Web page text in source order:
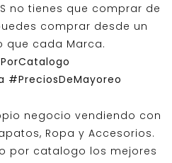
no tienes que comprar de
comprar desde un
que cada Marca.
#PreciosDeMayoreo
negocio vendiendo con
Ropa y Accesorios.
por catalogo los mejores